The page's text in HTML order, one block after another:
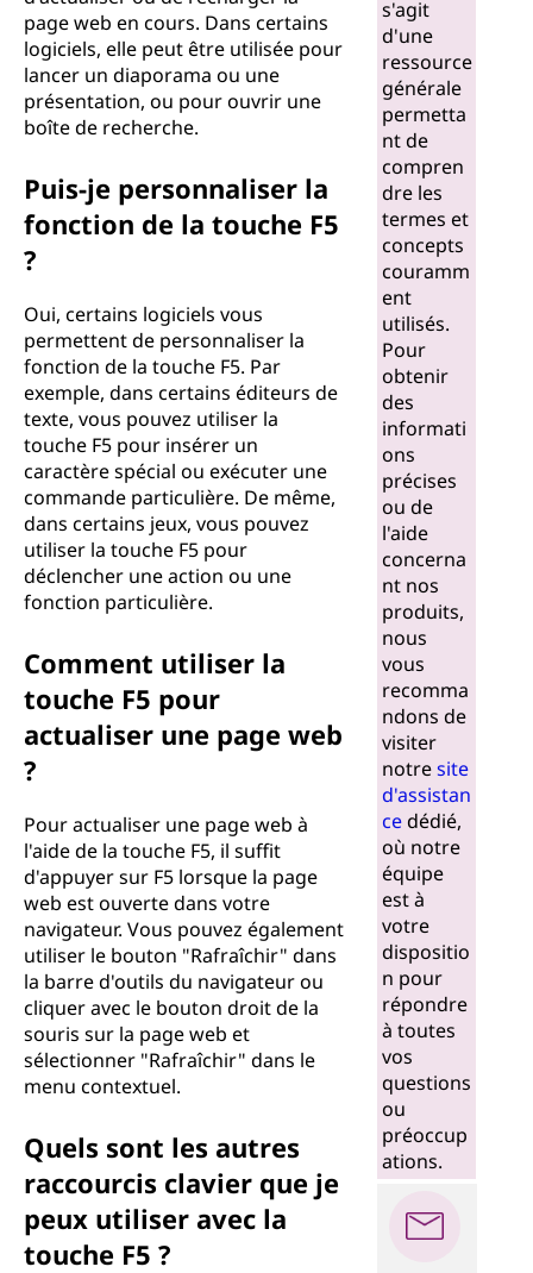
page web en cours. Dans certains
logiciels, elle peut être utilisée pour
lancer un diaporama ou une
présentation, ou pour ouvrir une
boîte de recherche.
Puis-je personnaliser la
fonction de la touche F5
?
Oui, certains logiciels vous
permettent de personnaliser la
fonction de la touche F5. Par
exemple, dans certains éditeurs de
texte, vous pouvez utiliser la
touche F5 pour insérer un
caractère spécial ou exécuter une
commande particulière. De même,
dans certains jeux, vous pouvez
utiliser la touche F5 pour
déclencher une action ou une
fonction particulière.
Comment utiliser la
touche F5 pour
actualiser une page web
?
Pour actualiser une page web à
l'aide de la touche F5, il suffit
d'appuyer sur F5 lorsque la page
web est ouverte dans votre
navigateur. Vous pouvez également
utiliser le bouton "Rafraîchir" dans
la barre d'outils du navigateur ou
cliquer avec le bouton droit de la
souris sur la page web et
sélectionner "Rafraîchir" dans le
menu contextuel.
Quels sont les autres
raccourcis clavier que je
peux utiliser avec la
touche F5 ?
s'agit
d'une
ressource
générale
permetta
nt de
compren
dre les
termes et
concepts
couramm
ent
utilisés.
Pour
obtenir
des
informati
ons
précises
ou de
l'aide
concerna
nt nos
produits,
nous
vous
recomma
ndons de
visiter
notresite
d'assistan
cedédié,
où notre
équipe
est à
votre
dispositio
n pour
répondre
à toutes
vos
questions
ou
préoccup
ations.